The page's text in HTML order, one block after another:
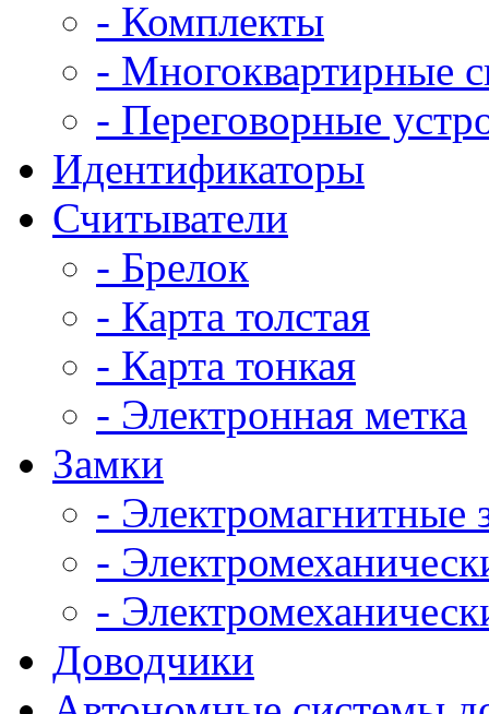
- Комплекты
- Многоквартирные
- Переговорные
Идентификаторы
Считыватели
- Брелок
- Карта толстая
- Карта тонкая
- Электронная метка
Замки
- Электромагнитные
-
-
Доводчики